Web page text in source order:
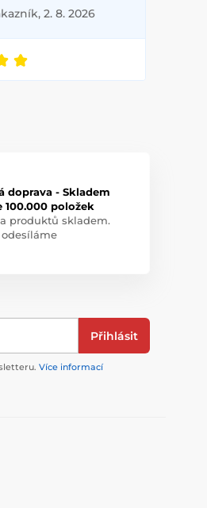
2. 8. 2026
doprava - Skladem
100.000 položek
produktů skladem.
Přihlásit
Více informací